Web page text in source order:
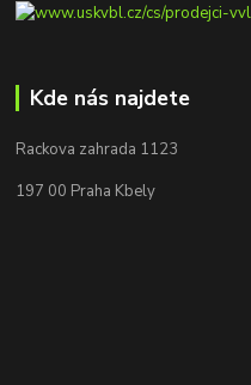
Kde nás najdete
Rackova zahrada 1123
197 00 Praha Kbely